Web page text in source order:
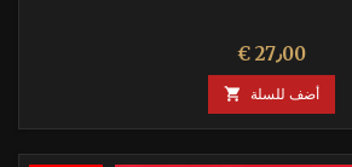
السعر€ 27٫00
 أضف للسلة